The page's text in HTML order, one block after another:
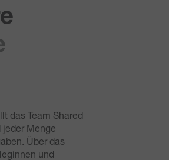
das Team Shared
Menge
Über das
und